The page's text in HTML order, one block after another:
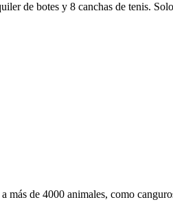
de botes y 8 canchas de tenis.
más de 4000 animales, como